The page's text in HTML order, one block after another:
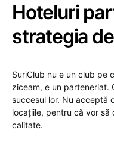
Hoteluri
strategia
SuriClub nu e un club pe
ziceam, e un parteneriat.
succesul lor. Nu acceptă
locațiile, pentru că vor
calitate.